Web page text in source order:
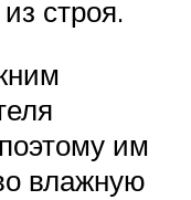
строя.
им
влажную